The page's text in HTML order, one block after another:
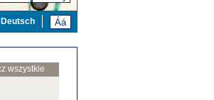
Deutsch
wszystkie